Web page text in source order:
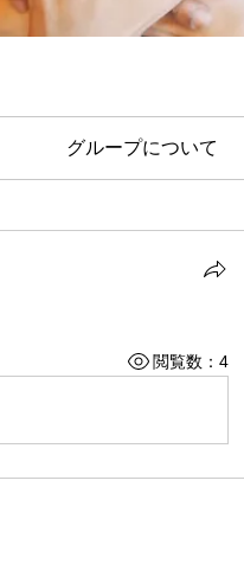
グループについて
閲覧数：4